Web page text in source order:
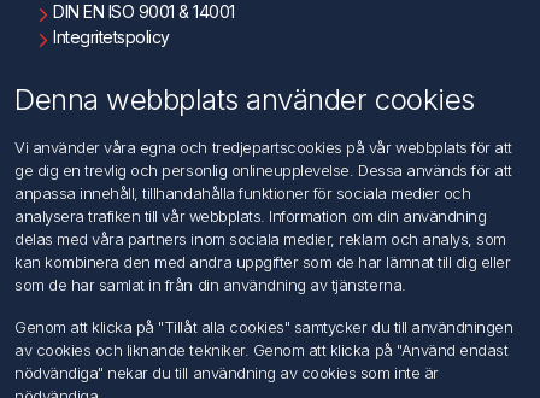
DIN EN ISO 9001 & 14001
Integritetspolicy
Kontakta oss
Kundtjänst
Sök
Mitt konto
Mina ordrar
Mina adresser
Denna webbplats använder cookies
Vi använder våra egna och tredjepartscookies på vår webbplats för att
ge dig en trevlig och personlig onlineupplevelse. Dessa används för att
anpassa innehåll, tillhandahålla funktioner för sociala medier och
analysera trafiken till vår webbplats. Information om din användning
delas med våra partners inom sociala medier, reklam och analys, som
kan kombinera den med andra uppgifter som de har lämnat till dig eller
som de har samlat in från din användning av tjänsterna.
Genom att klicka på "Tillåt alla cookies" samtycker du till användningen
av cookies och liknande tekniker. Genom att klicka på "Använd endast
nödvändiga" nekar du till användning av cookies som inte är